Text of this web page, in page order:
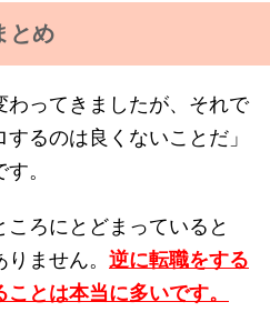
とめ
ってきましたが、それで
るのは良くないことだ」
。
ろにとどまっていると
ません。 逆に転職をする
とは本当に多いです。